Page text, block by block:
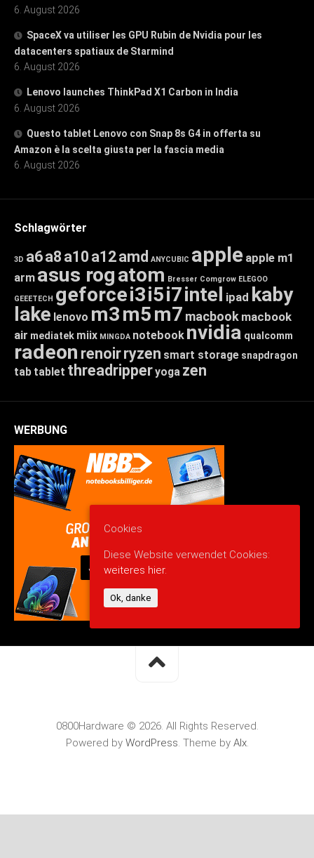
6. August 2026
SpaceX va utiliser les GPU Rubin de Nvidia pour les
datacenters spatiaux de Starmind
6. August 2026
Lenovo launches ThinkPad X1 Carbon in India
6. August 2026
Questo tablet Lenovo con Snap 8s G4 in offerta su
Amazon è la scelta giusta per la fascia media
6. August 2026
Schlagwörter
3D a6a8 a10 a12amd ANYCUBIC apple apple m1
arm asus rogatom Bresser Comgrow ELEGOO
GEEETECH geforcei3i5i7intel ipad kaby
lake lenovo m3m5m7 macbook macbook
air mediatek miix MINGDA notebook nvidia qualcomm
radeon renoirryzen smart storage snapdragon
tab tablet threadripperyoga zen
WERBUNG
0800Hardware © 2026. All Rights Reserved.
Powered by WordPress. Theme by Alx.
Cookies
Diese Website verwendet Cookies:
weiteres hier.
Ok, danke